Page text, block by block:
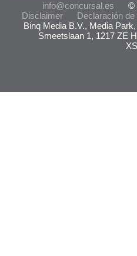
info@concursal.es
©
Disclaimer
Declaración
Binq Media B.V., Media
Smeetslaan 1, 1217 ZE
XS